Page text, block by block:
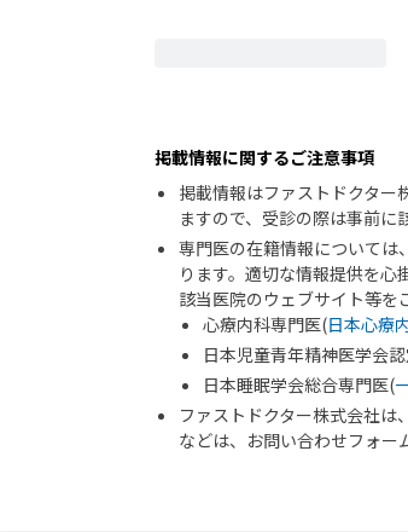
掲載情報に関するご注意事項
掲載情報はファストドクター
ますので、受診の際は事前に
専門医の在籍情報については
ります。適切な情報提供を
該当医院のウェブサイト等を
心療内科専門医(日本心療
日本児童青年精神医学会
日本睡眠学会総合専門医(
ファストドクター株式会社
などは、お問い合わせフォー